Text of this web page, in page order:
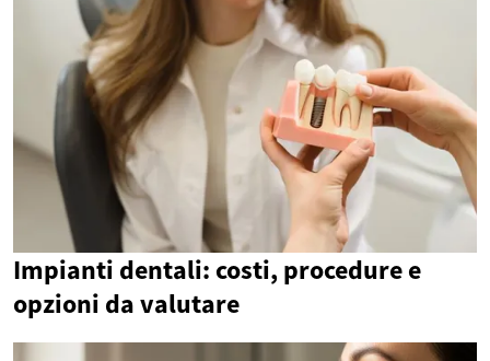
Impianti dentali: costi, procedure e
opzioni da valutare